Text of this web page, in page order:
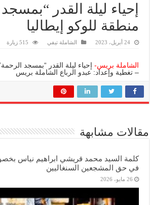
إحياء ليلة القدر
منطقة للوكو إيطاليا
24 أبريل، 2023 الشاملة تيفي 515 زيارة
الشاملة بريس- إحياء ليلة القدر “بمسجد
– تغطية وإعداد: عبدو الرباع الشاملة بريس
مقالات مشابهة
كلمة السيد محمد قريشي ابراهيم نياس
في حق المشجعين السنغاليين
26 مايو، 2026